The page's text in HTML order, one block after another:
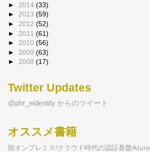
► 2014 (33)
► 2013 (59)
► 2012 (52)
► 2011 (61)
► 2010 (56)
► 2009 (63)
► 2008 (17)
Twitter Updates
@phr_eidentity からのツイート
オススメ書籍
脱オンプレミス!クラウド時代の認証基盤Azure